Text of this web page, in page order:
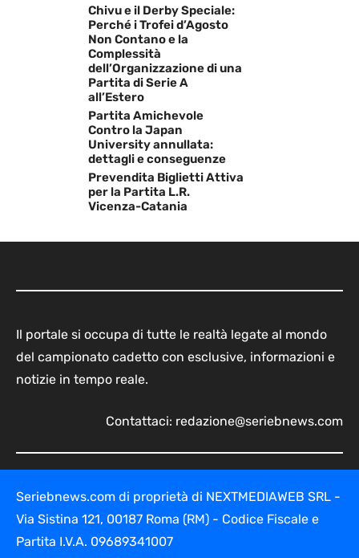
Chivu e il Derby Speciale:
Perché i Trofei d’Agosto
Non Contano e la
Complessità
dell’Organizzazione di una
Partita di Serie A
all’Estero
Partita Amichevole
Contro la Japan
University annullata:
dettagli e conseguenze
Prevendita Biglietti Attiva
per la Partita L.R.
Vicenza-Catania
Il portale si occupa di tutte le realtà legate al mondo
del campionato cadetto con esclusive, informazioni e
notizie in tempo reale.
Contattaci: redazione@seriebnews.com
Seriebnews.com di proprietà di NEXTMEDIAWEB SRL -
Via Sistina 121, 00187 Roma (RM) - Codice Fiscale e
Partita I.V.A. 09689341007